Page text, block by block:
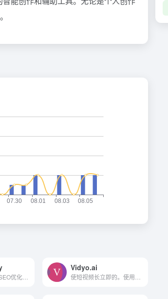
提升你的销售与SEO优化博客和...
Vidyo.ai